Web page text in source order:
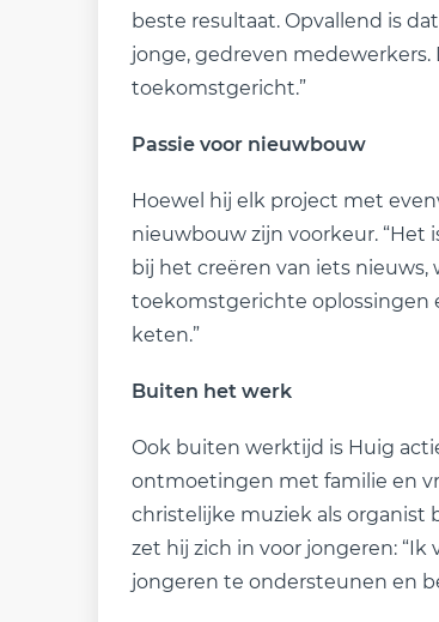
beste resultaat. Opvallend is
jonge, gedreven
toekomstgericht.”
Passie voor nieuwbouw
Hoewel hij elk project met
nieuwbouw zijn voorkeur.
bij het creëren van iets
toekomstgerichte oplossingen
keten.”
Buiten het werk
Ook buiten werktijd is Huig
ontmoetingen met familie en
christelijke muziek als organist
zet hij zich in voor jongeren:
jongeren te ondersteunen en